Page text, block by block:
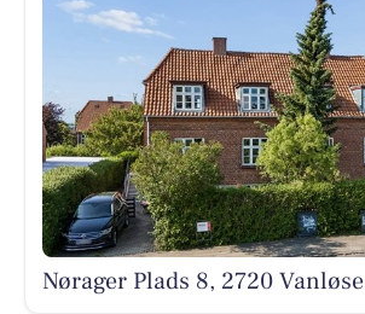
Nørager Plads 8, 2720 Vanløse